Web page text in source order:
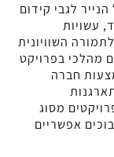
לגבי קידום
עשויות
השוויונית
מהלכי בפרויקט
חברה
מסוג
אפשריים